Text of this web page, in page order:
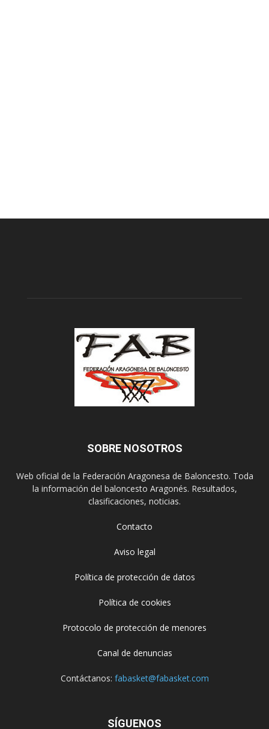
SOBRE NOSOTROS
Web oficial de la Federación Aragonesa de Baloncesto. Toda
la información del baloncesto Aragonés. Resultados,
clasificaciones, noticias.
Contacto
Aviso legal
Política de protección de datos
Política de cookies
Protocolo de protección de menores
Canal de denuncias
Contáctanos: fabasket@fabasket.com
SÍGUENOS